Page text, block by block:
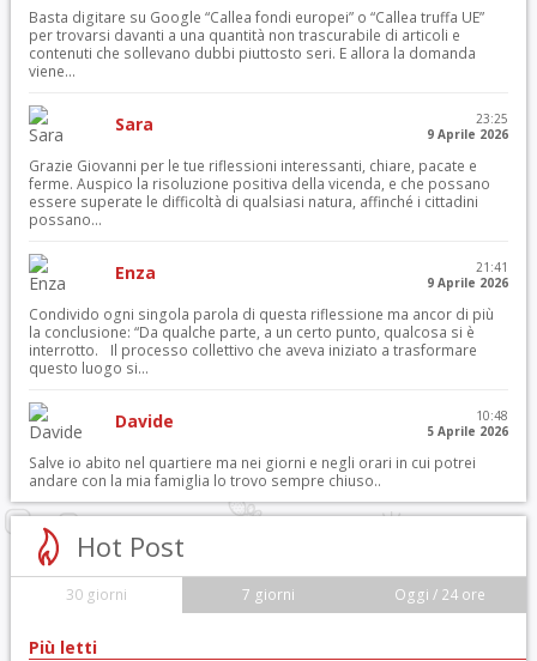
Basta digitare su Google “Callea fondi europei” o “Callea truffa UE”
per trovarsi davanti a una quantità non trascurabile di articoli e
contenuti che sollevano dubbi piuttosto seri. E allora la domanda
viene...
Sara
23:25
9 Aprile 2026
Grazie Giovanni per le tue riflessioni interessanti, chiare, pacate e
ferme. Auspico la risoluzione positiva della vicenda, e che possano
essere superate le difficoltà di qualsiasi natura, affinché i cittadini
possano...
Enza
21:41
9 Aprile 2026
Condivido ogni singola parola di questa riflessione ma ancor di più
la conclusione: “Da qualche parte, a un certo punto, qualcosa si è
interrotto. Il processo collettivo che aveva iniziato a trasformare
questo luogo si...
Davide
10:48
5 Aprile 2026
Salve io abito nel quartiere ma nei giorni e negli orari in cui potrei
andare con la mia famiglia lo trovo sempre chiuso..
Hot Post
30 giorni 7 giorni Oggi / 24 ore
Più letti